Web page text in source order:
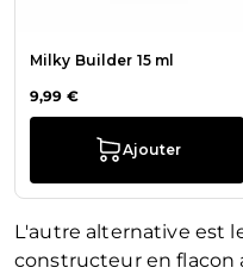
Milky Builder 15 ml
9,99 €
Ajouter
L'autre alternative est
constructeur en flacon